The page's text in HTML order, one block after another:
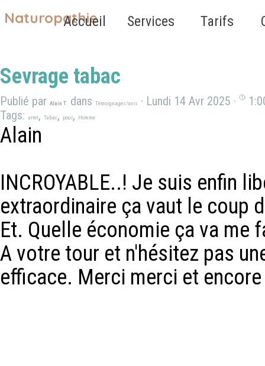
Naturopathie Sauter le
Accueil Services ▼
Tarifs
Sevrage tabac
Publié par Alain T. dans Témoignages/avis · Lundi 14 Avr 2025 ·
Tags: arret, Tabac, pour, Homme
Alain
INCROYABLE..! Je suis enfin
extraordinaire ça vaut le coup
Et. Quelle économie ça va me
A votre tour et n'hésitez pas
efficace. Merci merci et